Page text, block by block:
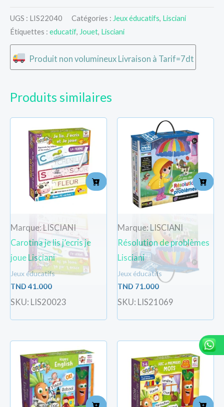
UGS : LIS22040 Catégories : Jeux éducatifs, Lisciani
Étiquettes : educatif, Jouet, Lisciani
Produit non volumineux Livraison à Tarif=7dt
Produits similaires
Marque: LISCIANI
Carotina je lis j’ecris je
joue Lisciani
Jeux éducatifs
TND 41.000
SKU: LIS20023
Marque: LISCIANI
Résolution de problèmes
Lisciani
Jeux éducatifs
TND 71.000
SKU: LIS21069